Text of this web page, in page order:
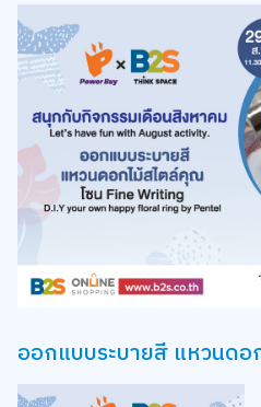
ออกแบบระบายสี แหวนด